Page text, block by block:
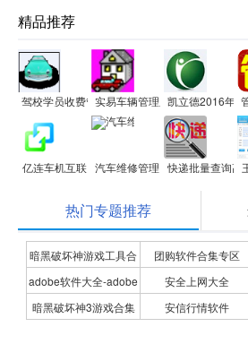
精品推荐
驾校学员收费管理系统软件
实易车辆管理系统凯立德2016年春
亿连车机互联 汽车维修管理 快递批量查询高
热门专题推荐
暗黑破坏神游戏工具合
集
团购软件合集专区
adobe软件大全-adobe
全系列软件下载-adobe
安全上网大全
暗黑破坏神3游戏合集 安信行情软件